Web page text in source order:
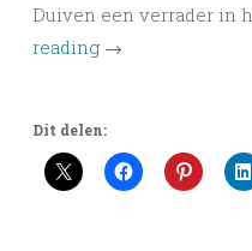
Duiven een verrader in
reading →
Dit delen: